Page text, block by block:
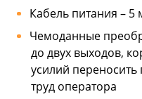
Кабель питания – 5
Чемоданные
до двух выходов,
усилий переносить
труд оператора